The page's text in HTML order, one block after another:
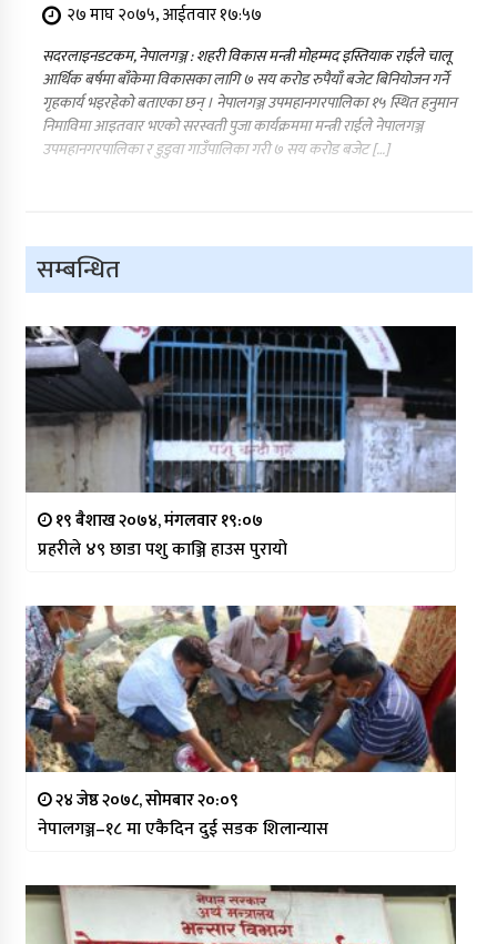
२७ माघ २०७५, आईतवार १७:५७
सदरलाइनडटकम, नेपालगञ्ज : शहरी विकास मन्त्री मोहम्मद इस्तियाक राईले चालू
आर्थिक बर्षमा बाँकेमा विकासका लागि ७ सय करोड रुपैयाँ बजेट बिनियोजन गर्ने
गृहकार्य भइरहेको बताएका छन् । नेपालगञ्ज उपमहानगरपालिका १५ स्थित हनुमान
निमाविमा आइतवार भएको सरस्वती पुजा कार्यक्रममा मन्त्री राईले नेपालगञ्ज
उपमहानगरपालिका र डुडुवा गाउँपालिका गरी ७ सय करोड बजेट […]
सम्बन्धित
१९ बैशाख २०७४, मंगलवार १९:०७
प्रहरीले ४९ छाडा पशु काञ्जि हाउस पुरायो
२४ जेष्ठ २०७८, सोमबार २०:०९
नेपालगञ्ज–१८ मा एकैदिन दुई सडक शिलान्यास